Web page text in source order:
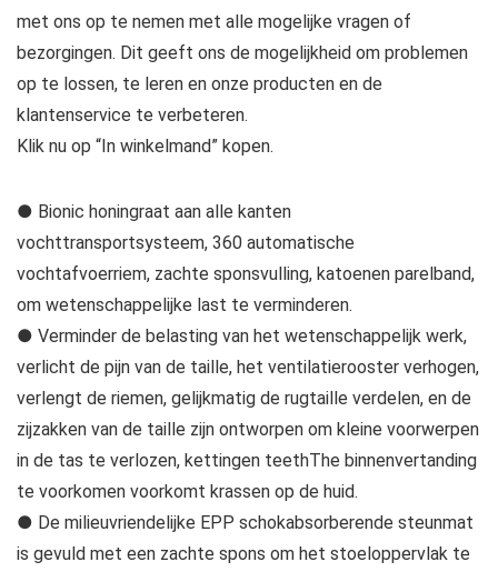
met ons op te nemen met alle mogelijke vragen of
bezorgingen. Dit geeft ons de mogelijkheid om problemen
op te lossen, te leren en onze producten en de
klantenservice te verbeteren.
Klik nu op “In winkelmand” kopen.
● Bionic honingraat aan alle kanten
vochttransportsysteem, 360 automatische
vochtafvoerriem, zachte sponsvulling, katoenen parelband,
om wetenschappelijke last te verminderen.
● Verminder de belasting van het wetenschappelijk werk,
verlicht de pijn van de taille, het ventilatierooster verhogen,
verlengt de riemen, gelijkmatig de rugtaille verdelen, en de
zijzakken van de taille zijn ontworpen om kleine voorwerpen
in de tas te verlozen, kettingen teethThe binnenvertanding
te voorkomen voorkomt krassen op de huid.
● De milieuvriendelijke EPP schokabsorberende steunmat
is gevuld met een zachte spons om het stoeloppervlak te